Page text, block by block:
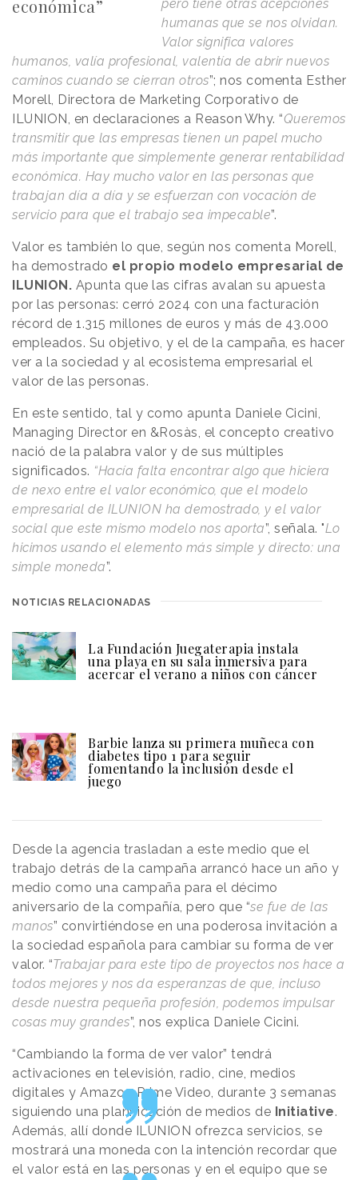
económica”
pero tiene otras acepciones
humanas que se nos olvidan.
Valor significa valores
humanos, valía profesional, valentía de abrir nuevos
caminos cuando se cierran otros”; nos comenta Esther
Morell, Directora de Marketing Corporativo de
ILUNION, en declaraciones a Reason Why. “Queremos
transmitir que las empresas tienen un papel mucho
más importante que simplemente generar rentabilidad
económica. Hay mucho valor en las personas que
trabajan día a día y se esfuerzan con vocación de
servicio para que el trabajo sea impecable”.
Valor es también lo que, según nos comenta Morell,
ha demostrado el propio modelo empresarial de
ILUNION. Apunta que las cifras avalan su apuesta
por las personas: cerró 2024 con una facturación
récord de 1.315 millones de euros y más de 43.000
empleados. Su objetivo, y el de la campaña, es hacer
ver a la sociedad y al ecosistema empresarial el
valor de las personas.
En este sentido, tal y como apunta Daniele Cicini,
Managing Director en &Rosàs, el concepto creativo
nació de la palabra valor y de sus múltiples
significados. “Hacía falta encontrar algo que hiciera
de nexo entre el valor económico, que el modelo
empresarial de ILUNION ha demostrado, y el valor
social que este mismo modelo nos aporta”, señala. "Lo
hicimos usando el elemento más simple y directo: una
simple moneda”.
NOTICIAS RELACIONADAS
La Fundación Juegaterapia instala
una playa en su sala inmersiva para
acercar el verano a niños con cáncer
Barbie lanza su primera muñeca con
diabetes tipo 1 para seguir
fomentando la inclusión desde el
juego
Desde la agencia trasladan a este medio que el
trabajo detrás de la campaña arrancó hace un año y
medio como una campaña para el décimo
aniversario de la compañía, pero que “se fue de las
manos” convirtiéndose en una poderosa invitación a
la sociedad española para cambiar su forma de ver
valor. “Trabajar para este tipo de proyectos nos hace a
todos mejores y nos da esperanzas de que, incluso
desde nuestra pequeña profesión, podemos impulsar
cosas muy grandes”, nos explica Daniele Cicini.
“Cambiando la forma de ver valor” tendrá
activaciones en televisión, radio, cine, medios
digitales y Amazon Prime Video, durante 3 semanas
siguiendo una planificación de medios de Initiative.
Además, allí donde ILUNION ofrezca servicios, se
mostrará una moneda con la intención recordar que
el valor está en las personas y en el equipo que se